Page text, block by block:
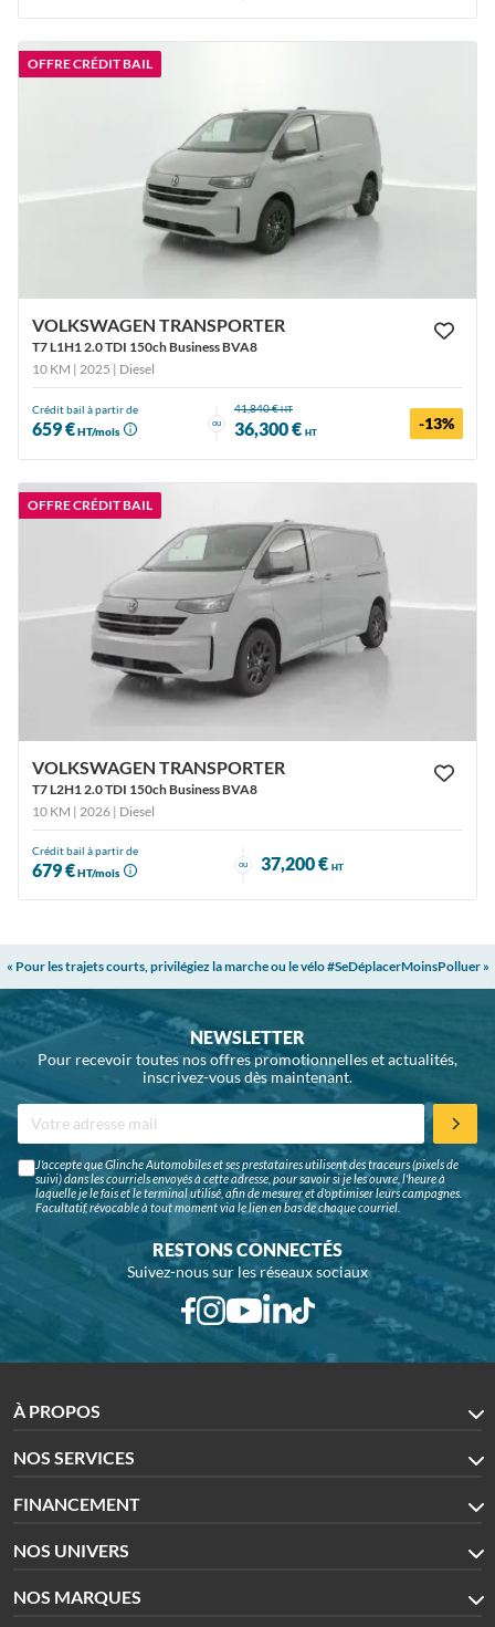
OFFRE CRÉDIT BAIL
VOLKSWAGEN TRANSPORTER
T7 L1H1 2.0 TDI 150ch Business BVA8
10 KM | 2025 | Diesel
Crédit bail à partir de
659 €HT/mois
ou
41,840 €HT
36,300 € HT -13%
OFFRE CRÉDIT BAIL
VOLKSWAGEN TRANSPORTER
T7 L2H1 2.0 TDI 150ch Business BVA8
10 KM | 2026 | Diesel
Crédit bail à partir de
679 €HT/mois
ou 37,200 € HT
« Pour les trajets courts, privilégiez la marche ou le vélo #SeDéplacerMoinsPolluer »
NEWSLETTER
Pour recevoir toutes nos offres promotionnelles et actualités,
inscrivez-vous dès maintenant.
J'accepte que Glinche Automobiles et ses prestataires utilisent des traceurs (pixels de
suivi) dans les courriels envoyés à cette adresse, pour savoir si je les ouvre, l'heure à
laquelle je le fais et le terminal utilisé, afin de mesurer et d'optimiser leurs campagnes.
Facultatif, révocable à tout moment via le lien en bas de chaque courriel.
RESTONS CONNECTÉS
Suivez-nous sur les réseaux sociaux
À PROPOS
NOS SERVICES
FINANCEMENT
NOS UNIVERS
NOS MARQUES